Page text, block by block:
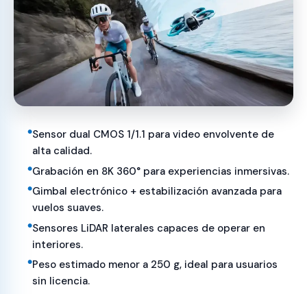
Sensor dual CMOS 1/1.1 para video envolvente de
alta calidad.
Grabación en 8K 360° para experiencias inmersivas.
Gimbal electrónico + estabilización avanzada para
vuelos suaves.
Sensores LiDAR laterales capaces de operar en
interiores.
Peso estimado menor a 250 g, ideal para usuarios
sin licencia.